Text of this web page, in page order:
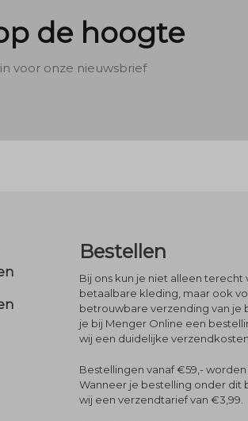
de hoogte
voor onze nieuwsbrief
Bestellen
Bij ons kun je niet alleen terecht
betaalbare kleding, maar ook
betrouwbare verzending van je
je bij Menger Online een
wij een duidelijke
Bestellingen vanaf €59,- worden
Wanneer je bestelling onder dit
wij een verzendtarief van €3,99.